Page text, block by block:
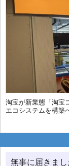
淘宝が新業態「淘宝
エコシステムを構築
無事に届きま